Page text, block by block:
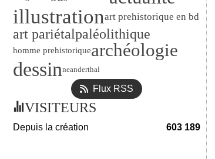
illustrationart prehistorique en bd
art pariétalpaléolithique
homme prehistoriquearchéologie
dessinneanderthal
Flux RSS
VISITEURS
Depuis la création 603 189